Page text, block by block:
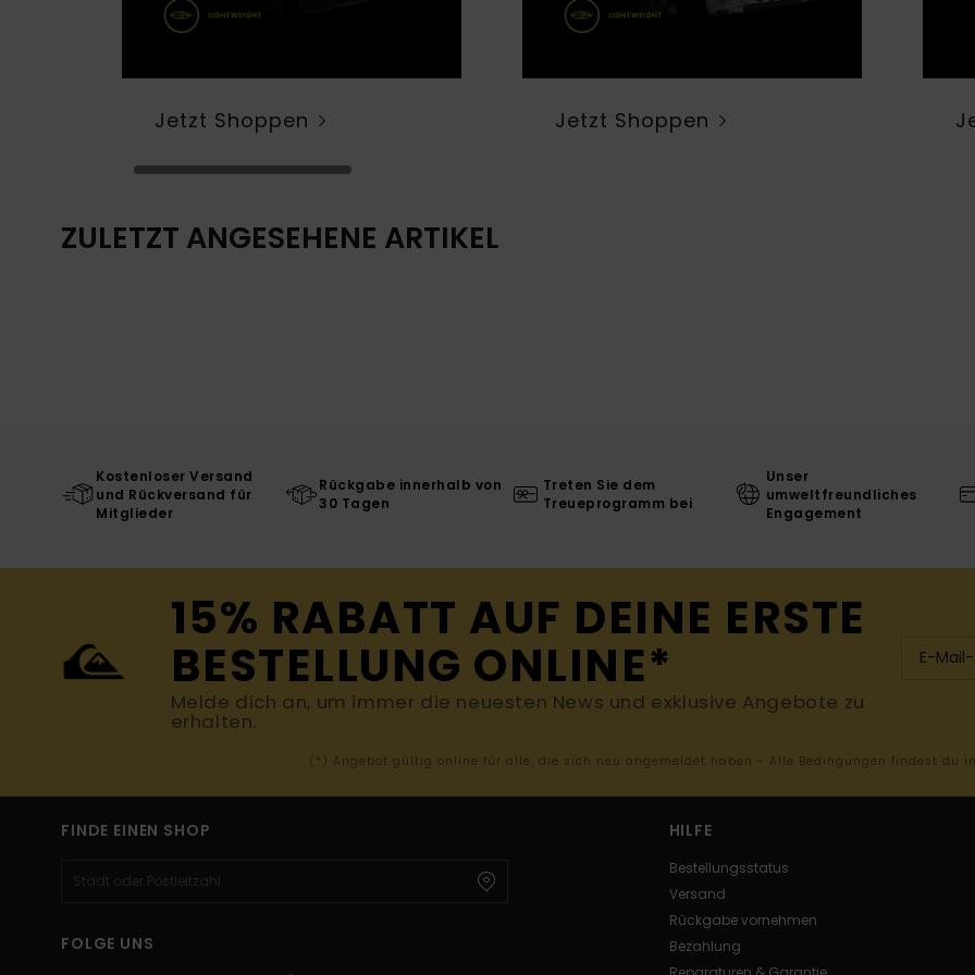
Jetzt Shoppen Jetzt Shoppen
ZULETZT ANGESEHENE ARTIKEL
Kostenloser Versand
und Rückversand für
Mitglieder
Rückgabe innerhalb von
30 Tagen
Treten Sie dem
Treueprogramm bei
Unser
umweltfreundliches
Engagement
15% RABATT AUF DEINE ERSTE
BESTELLUNG ONLINE*
Melde dich an, um immer die neuesten News und exklusive Angebote zu
erhalten.
(*) Angebot gültig online für alle, die sich neu angemeldet haben - Alle Bedingungen findest du
FINDE EINEN SHOP
FOLGE UNS
HILFE
Bestellungsstatus
Versand
Rückgabe vornehmen
Bezahlung